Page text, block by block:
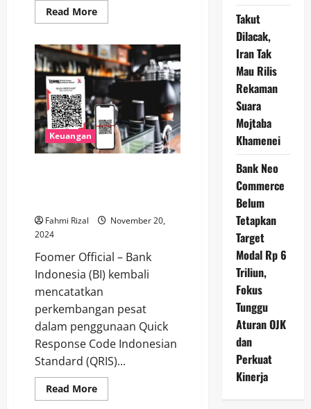
Read MoreRead
more
Jago
dan
Google
Cloud
Berkolaborasi:
Hadirkan
Layanan
Digital
Terdepan
untuk
Nasabah
Keuangan
Fahmi Rizal
November 20,
2024
Foomer Official – Bank
Indonesia (BI) kembali
mencatatkan
perkembangan pesat
dalam penggunaan Quick
Response Code Indonesian
Standard (QRIS)...
Read MoreRead
more
Takut
Dilacak,
Iran Tak
Mau Rilis
Rekaman
Suara
Mojtaba
Khamenei
Bank Neo
Commerce
Belum
Tetapkan
Target
Modal Rp 6
Triliun,
Fokus
Tunggu
Aturan OJK
dan
Perkuat
Kinerja